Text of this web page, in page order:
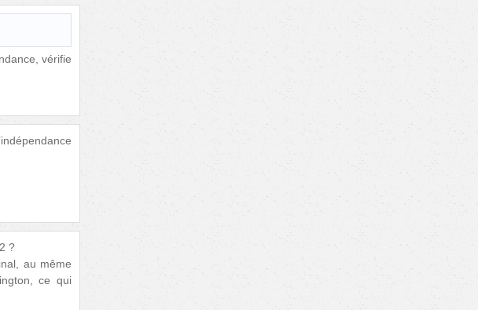
vérifie
?
au même
ce qui